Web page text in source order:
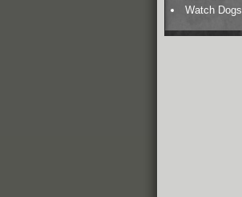
Watch Dogs